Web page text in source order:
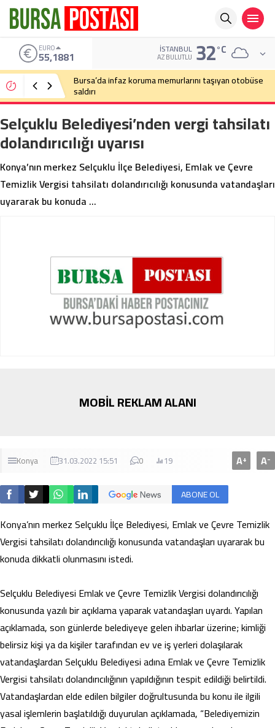
EURO
55,1881 İSTANBUL
AZ BULUTLU 32°C
Bursa’da infaz koruma memurlarını taşıyan otobüse
saldırı
Selçuklu Belediyesi’nden vergi tahsilatı
dolandırıcılığı uyarısı
Konya’nın merkez Selçuklu İlçe Belediyesi, Emlak ve Çevre
Temizlik Vergisi tahsilatı dolandırıcılığı konusunda vatandaşları
uyararak bu konuda …
MOBİL REKLAM ALANI
Konya 31.03.2022 15:51 0 19 A+ A-
ABONE OL
Konya’nın merkez Selçuklu İlçe Belediyesi, Emlak ve Çevre Temizlik
Vergisi tahsilatı dolandırıcılığı konusunda vatandaşları uyararak bu
konuda dikkatli olunmasını istedi.
Selçuklu Belediyesi Emlak ve Çevre Temizlik Vergisi dolandırıcılığı
konusunda yazılı bir açıklama yaparak vatandaşları uyardı. Yapılan
açıklamada, son günlerde belediyeye gelen ihbarlar üzerine; kimliği
belirsiz kişi ya da kişiler tarafından ev ve iş yerleri dolaşılarak
vatandaşlardan Selçuklu Belediyesi adına Emlak ve Çevre Temizlik
Vergisi tahsilatı dolandırıcılığının yapıldığının tespit edildiği belirtildi.
Vatandaşlardan elde edilen bilgiler doğrultusunda bu konu ile ilgili
yasal işlemlerin başlatıldığı duyurulan açıklamada, “Belediyemizin